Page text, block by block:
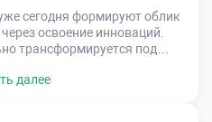
быстрее, чем […]
сегодня формируют облик
освоение инноваций.
трансформируется под
На смену им приходят
далее